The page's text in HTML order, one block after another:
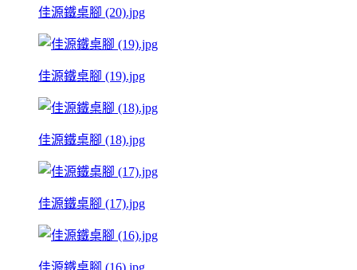
佳源鐵桌腳 (20).jpg
佳源鐵桌腳 (19).jpg
佳源鐵桌腳 (18).jpg
佳源鐵桌腳 (17).jpg
佳源鐵桌腳 (16).jpg